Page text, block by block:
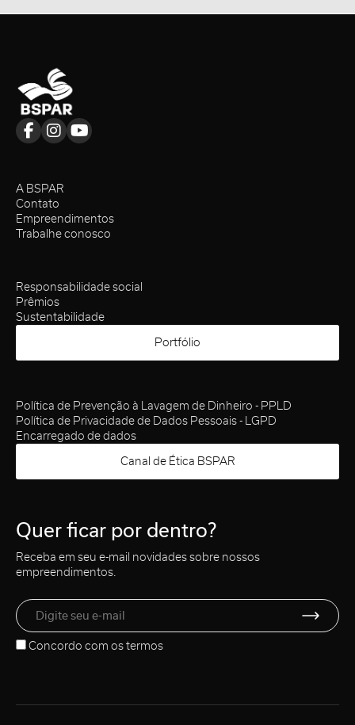
A BSPAR
Contato
Empreendimentos
Trabalhe conosco
Responsabilidade social
Prêmios
Sustentabilidade
Portfólio
Política de Prevenção à Lavagem de Dinheiro - PPLD
Política de Privacidade de Dados Pessoais - LGPD
Encarregado de dados
Canal de Ética BSPAR
Quer ficar por dentro?
Receba em seu e-mail novidades sobre nossos
empreendimentos.
Concordo com ostermos